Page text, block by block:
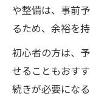
や整備は、事前
るため、余裕を
初心者の方は、
せることもおす
続きが必要にな